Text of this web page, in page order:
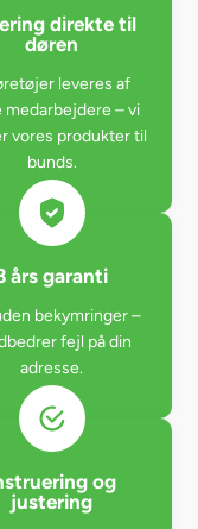
direkte til
døren
leveres af
medarbejdere – vi
vores produkter til
bunds.
års garanti
bekymringer –
fejl på din
adresse.
og
justering